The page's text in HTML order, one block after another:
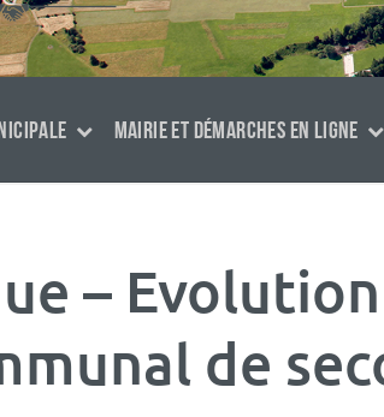
MAIRIE ET DÉMARCHES EN LIGNE
–
de